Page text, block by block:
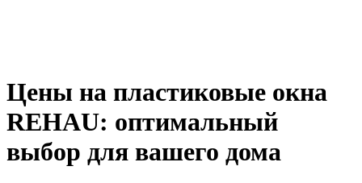
Цены на пластиковые окна
REHAU: оптимальный
выбор для вашего дома